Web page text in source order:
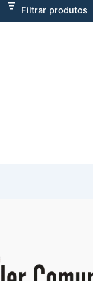
Filtrar produtos